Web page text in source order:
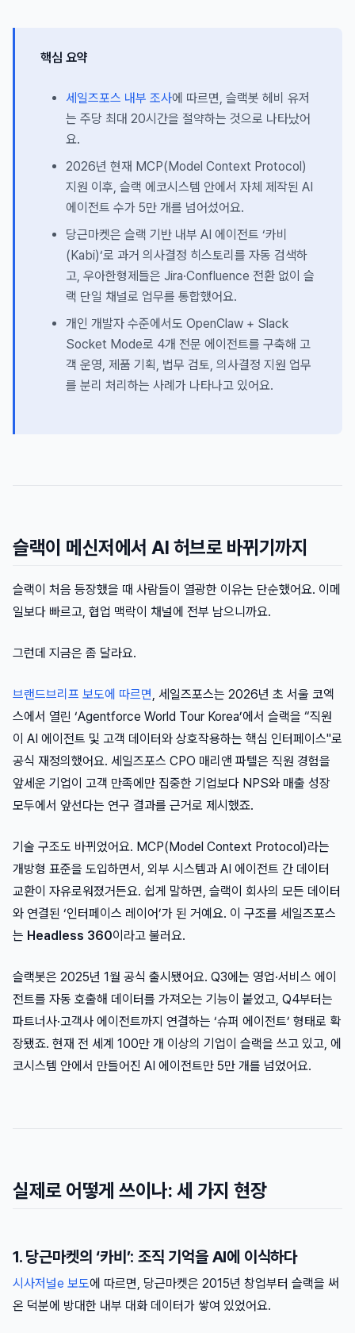
핵심 요약
세일즈포스 내부 조사에 따르면, 슬랙봇 헤비 유저
는 주당 최대 20시간을 절약하는 것으로 나타났어
요.
2026년 현재 MCP(Model Context Protocol)
지원 이후, 슬랙 에코시스템 안에서 자체 제작된 AI
에이전트 수가 5만 개를 넘어섰어요.
당근마켓은 슬랙 기반 내부 AI 에이전트 ‘카비
(Kabi)‘로 과거 의사결정 히스토리를 자동 검색하
고, 우아한형제들은 Jira·Confluence 전환 없이 슬
랙 단일 채널로 업무를 통합했어요.
개인 개발자 수준에서도 OpenClaw + Slack
Socket Mode로 4개 전문 에이전트를 구축해 고
객 운영, 제품 기획, 법무 검토, 의사결정 지원 업무
를 분리 처리하는 사례가 나타나고 있어요.
슬랙이 메신저에서 AI 허브로 바뀌기까지
슬랙이 처음 등장했을 때 사람들이 열광한 이유는 단순했어요. 이메
일보다 빠르고, 협업 맥락이 채널에 전부 남으니까요.
그런데 지금은 좀 달라요.
브랜드브리프 보도에 따르면, 세일즈포스는 2026년 초 서울 코엑
스에서 열린 ‘Agentforce World Tour Korea’에서 슬랙을 “직원
이 AI 에이전트 및 고객 데이터와 상호작용하는 핵심 인터페이스"로
공식 재정의했어요. 세일즈포스 CPO 매리앤 파텔은 직원 경험을
앞세운 기업이 고객 만족에만 집중한 기업보다 NPS와 매출 성장
모두에서 앞선다는 연구 결과를 근거로 제시했죠.
기술 구조도 바뀌었어요. MCP(Model Context Protocol)라는
개방형 표준을 도입하면서, 외부 시스템과 AI 에이전트 간 데이터
교환이 자유로워졌거든요. 쉽게 말하면, 슬랙이 회사의 모든 데이터
와 연결된 ‘인터페이스 레이어’가 된 거예요. 이 구조를 세일즈포스
는 Headless 360이라고 불러요.
슬랙봇은 2025년 1월 공식 출시됐어요. Q3에는 영업·서비스 에이
전트를 자동 호출해 데이터를 가져오는 기능이 붙었고, Q4부터는
파트너사·고객사 에이전트까지 연결하는 ‘슈퍼 에이전트’ 형태로 확
장됐죠. 현재 전 세계 100만 개 이상의 기업이 슬랙을 쓰고 있고, 에
코시스템 안에서 만들어진 AI 에이전트만 5만 개를 넘었어요.
실제로 어떻게 쓰이나: 세 가지 현장
1. 당근마켓의 ‘카비’: 조직 기억을 AI에 이식하다
시사저널e 보도에 따르면, 당근마켓은 2015년 창업부터 슬랙을 써
온 덕분에 방대한 내부 대화 데이터가 쌓여 있었어요.